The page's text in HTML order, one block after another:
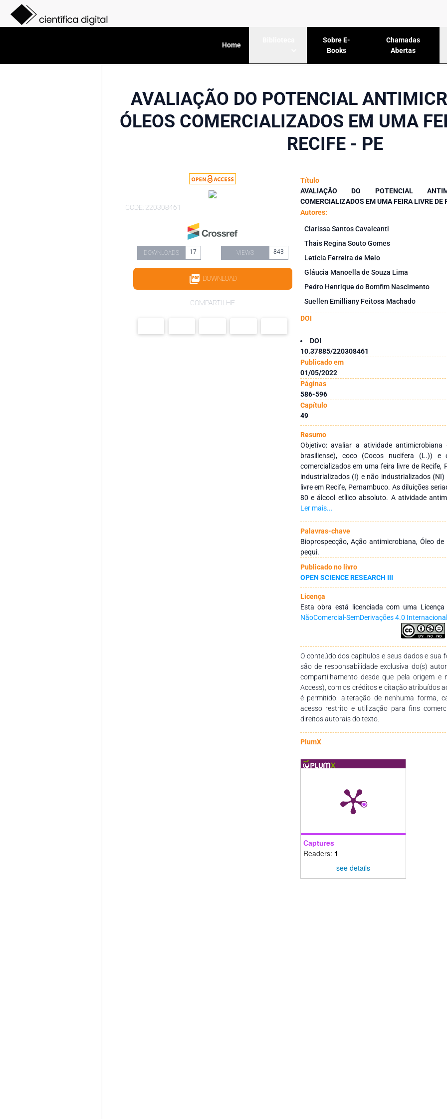
Home
Sobre E-
Books
Chamadas
Abertas
AVALIAÇÃO DO POTENCIAL
ÓLEOS COMERCIALIZADOS EM UMA
RECIFE - PE
CODE: 220308461
DOWNLOADS 17 VIEWS 843
DOWNLOAD
COMPARTILHE
Título
AVALIAÇÃO DO POTENCIAL
COMERCIALIZADOS EM UMA FEIRA LIVRE DE
Autores:
Clarissa Santos Cavalcanti
Thais Regina Souto Gomes
Letícia Ferreira de Melo
Gláucia Manoella de Souza Lima
Pedro Henrique do Bomfim Nascimento
Suellen Emilliany Feitosa Machado
DOI
DOI
10.37885/220308461
Publicado em
01/05/2022
Páginas
586-596
Capítulo
49
Resumo
Objetivo: avaliar a atividade
brasiliense), coco (Cocos nucifera (L.)) e
comercializados em uma feira livre de Recife,
industrializados (I) e não industrializados
livre em Recife, Pernambuco. As diluições
80 e álcool etílico absoluto. A atividade
Staphylococcus aureus, Enterococcus
microbianas padronizadas - 1,2x108
foram plaqueadas em Ágar Mueller-
(levedura). As Concentrações Mínimas
difusão em ágar em cavidades. As placas
horas (bactérias) e a 30 °C por 48 horas
em triplicata, os halos foram medidos e
diluição capaz de formar zona de inibição
Resultados: Dentre os óleos testados,
crescimento das bactérias Gram positivas - S.
faecalis (CMI de I e NI: 3,12%). Porém, não
microrganismos avaliados. Nas condições
industrializado e não industrializado
contra bactérias Gram positivas. Outros
quanto os obtidos a partir de coco e pequi
outras formas de diluição e outras
técnicas de isolamento dos componentes para
Ler mais...
Palavras-chave
Bioprospecção, Ação antimicrobiana, Óleo
pequi.
Publicado no livro
OPEN SCIENCE RESEARCH III
Licença
Esta obra está licenciada com uma
NãoComercial-SemDerivações 4.0 Internacional
O conteúdo dos capítulos e seus dados e sua
são de responsabilidade exclusiva do(s)
compartilhamento desde que pela origem e
Access), com os créditos e citação atribuídos
é permitido: alteração de nenhuma forma,
acesso restrito e utilização para fins
direitos autorais do texto.
PlumX
Captures
Readers: 1
see details